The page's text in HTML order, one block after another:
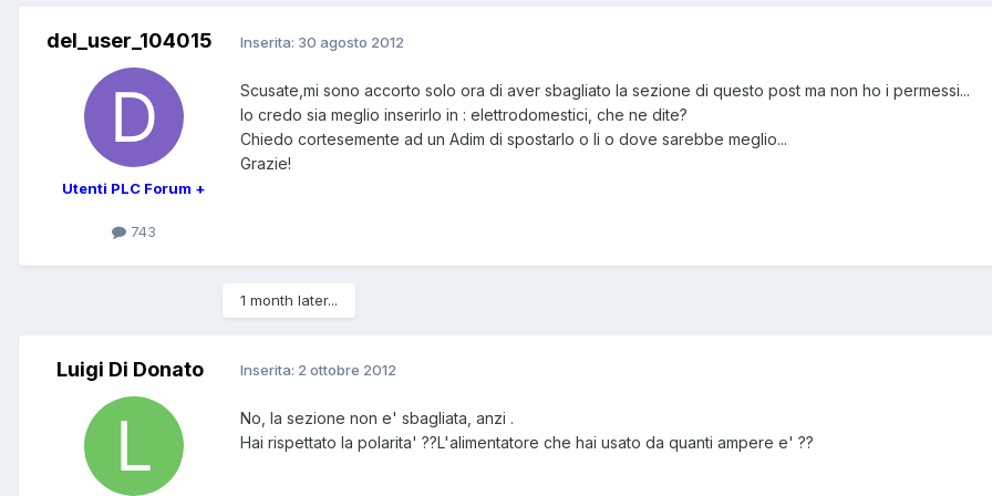
del_user_104015
Utenti PLC Forum +
743
Inserita: 30 agosto 2012
Scusate,mi sono accorto solo ora di aver sbagliato la sezione di questo post ma non ho i permessi...
Io credo sia meglio inserirlo in : elettrodomestici, che ne dite?
Chiedo cortesemente ad un Adim di spostarlo o li o dove sarebbe meglio...
Grazie!
1 month later...
Luigi Di Donato Inserita: 2 ottobre 2012
No, la sezione non e' sbagliata, anzi .
Hai rispettato la polarita' ??L'alimentatore che hai usato da quanti ampere e' ??